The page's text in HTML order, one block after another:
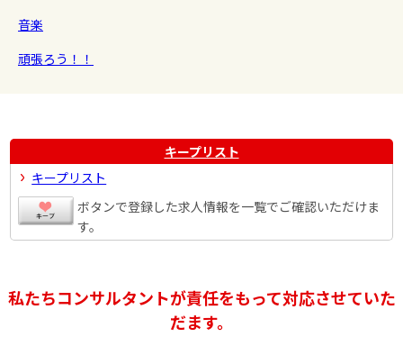
音楽
頑張ろう！！
キープリスト
キープリスト
ボタンで登録した求人情報を一覧でご確認いただけま
す。
私たちコンサルタントが責任をもって対応させていた
だます。